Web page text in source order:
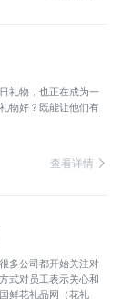
礼物，也正在成为一
物好？既能让他们有
查看详情
多公司都开始关注对
式对员工表示关心和
鲜花礼品网（花礼